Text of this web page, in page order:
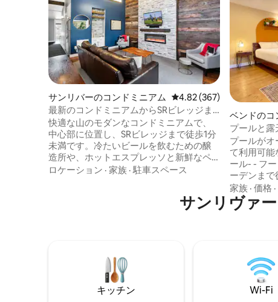
サンリバーのコンドミニアム レビュー367件、5つ星中
4.82 (367)
最新のコンドミニアムからSRビレッジま
での手順、SHARCパス8枚！
快適な山のモダンなコンドミニアムで、
中心部に位置し、SRビレッジまで徒歩1分
未満です。冷たいビールを飲むための醸
造所や、ホットエスプレッソと新鮮なペ
ストリーを楽しめるコーヒーショップま
ウス、ロッククライミング、ミニゴルフ
があります。SHARCまで2分で、屋内/屋
や釣りに最適です。マウント・バチェラ
ーは19マイル先にあり、熱心なスキーヤ
ー、スノーボーダー、ショーシューアー
にはたまらない場所です。 DCCA # 1618
ロケーション · 家族 ·駐車スペース
ベンドのコ
プールと
ンリバー
プールがオ
て利用可
ール- - フ
ーデンまで
ウンまで25
家事はあり
シーツ交
単なセル
固有のコ
50インチ
Hulu、
家族 · 価格 ·
サンリヴァ
キッチン Wi-Fi